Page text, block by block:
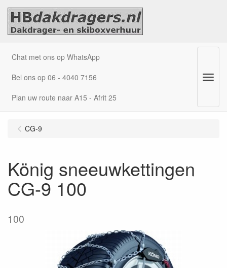
Chat met ons op WhatsApp
Bel ons op 06 - 4040 7156
Plan uw route naar A15 - Afrit 25
Menu
CG-9
König sneeuwkettingen
CG-9 100
100